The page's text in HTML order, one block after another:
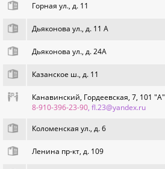
Горная ул., д. 11
Дьяконова ул., д. 11 А
Дьяконова ул., д. 24А
Казанское ш., д. 11
Канавинский, Гордеевская, 7, 101 "А"
8-910-396-23-90, fl.23@yandex.ru
Коломенская ул., д. 6
Ленина пр-кт, д. 109